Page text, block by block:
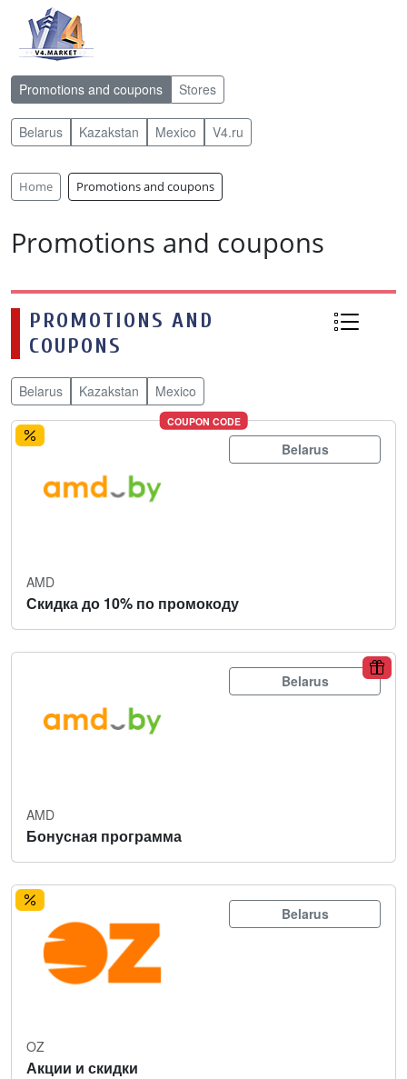
Promotions and coupons Stores
Belarus Kazakstan Mexico V4.ru
Home Promotions and coupons
Promotions and coupons
PROMOTIONS AND
COUPONS
Belarus Kazakstan Mexico
COUPON CODE
Belarus
AMD
Скидка до 10% по промокоду
Belarus
AMD
Бонусная программа
Belarus
OZ
Акции и скидки